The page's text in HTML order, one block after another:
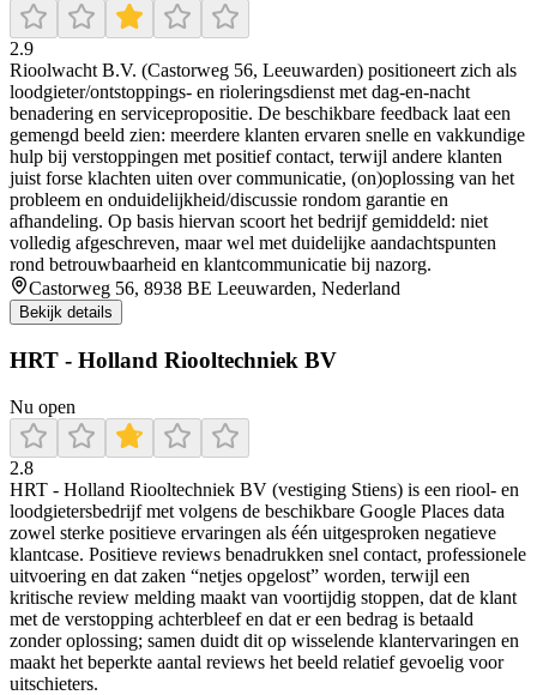
2.9
Rioolwacht B.V. (Castorweg 56, Leeuwarden) positioneert zich als
loodgieter/ontstoppings- en rioleringsdienst met dag-en-nacht
benadering en servicepropositie. De beschikbare feedback laat een
gemengd beeld zien: meerdere klanten ervaren snelle en vakkundige
hulp bij verstoppingen met positief contact, terwijl andere klanten
juist forse klachten uiten over communicatie, (on)oplossing van het
probleem en onduidelijkheid/discussie rondom garantie en
afhandeling. Op basis hiervan scoort het bedrijf gemiddeld: niet
volledig afgeschreven, maar wel met duidelijke aandachtspunten
rond betrouwbaarheid en klantcommunicatie bij nazorg.
Castorweg 56, 8938 BE Leeuwarden, Nederland
Bekijk details
HRT - Holland Riooltechniek BV
Nu open
2.8
HRT - Holland Riooltechniek BV (vestiging Stiens) is een riool- en
loodgietersbedrijf met volgens de beschikbare Google Places data
zowel sterke positieve ervaringen als één uitgesproken negatieve
klantcase. Positieve reviews benadrukken snel contact, professionele
uitvoering en dat zaken “netjes opgelost” worden, terwijl een
kritische review melding maakt van voortijdig stoppen, dat de klant
met de verstopping achterbleef en dat er een bedrag is betaald
zonder oplossing; samen duidt dit op wisselende klantervaringen en
maakt het beperkte aantal reviews het beeld relatief gevoelig voor
uitschieters.